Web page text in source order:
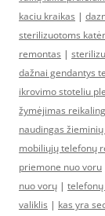
kaciu kraikas |
sterilizuotoms
remontas |
dažnai gendantys
ikrovimo stoteliu
žymėjimas
naudingas
mobiliųjų telefonų
priemone nuo voru
nuo vorų |
valiklis | kas yra